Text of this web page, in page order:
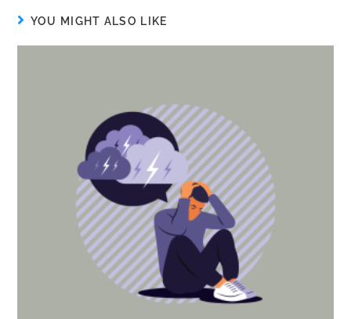
YOU MIGHT ALSO LIKE